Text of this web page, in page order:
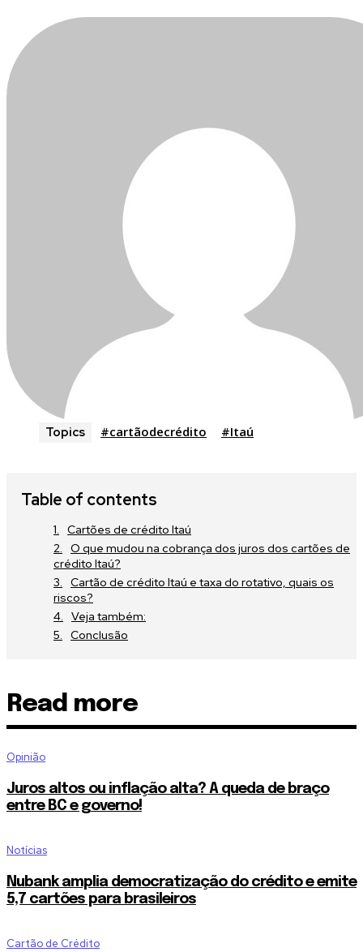
Topics #cartãodecrédito #Itaú
Table of contents
Cartões de crédito Itaú
O que mudou na cobrança dos juros dos cartões de
crédito Itaú?
Cartão de crédito Itaú e taxa do rotativo, quais os
riscos?
Veja também:
Conclusão
Read more
Opinião
Juros altos ou inflação alta? A queda de braço
entre BC e governo!
Notícias
Nubank amplia democratização do crédito e emite
5,7 cartões para brasileiros
Cartão de Crédito